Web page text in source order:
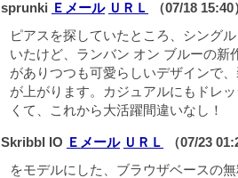
sprunki Ｅメール ＵＲＬ
（07/18
ピアスを探していたところ、シング
いたけど、ランバン オン ブルーの新
がありつつも可愛らしいデザインで
が上がります。カジュアルにもドレ
くて、これから大活躍間違いなし！
Skribbl IO Ｅメール ＵＲＬ
（07/23
をモデルにした、ブラウザベースの